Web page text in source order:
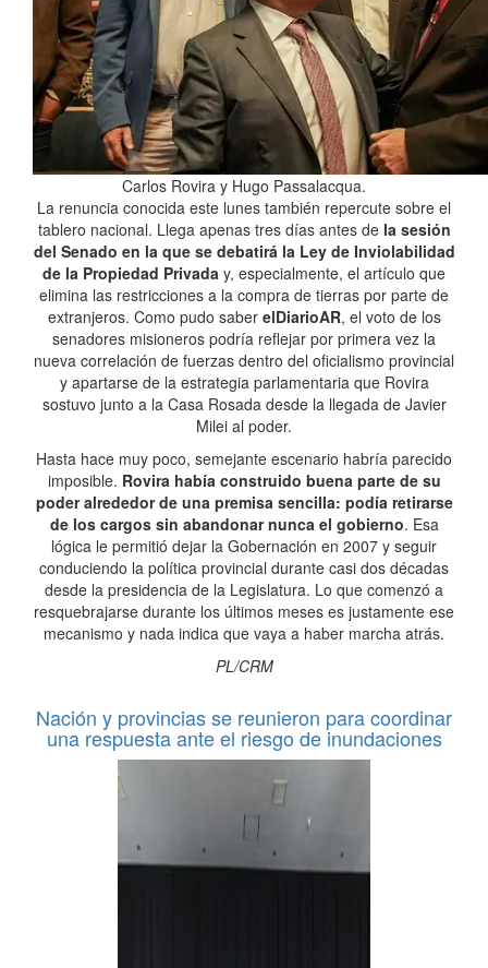
Carlos Rovira y Hugo Passalacqua.
La renuncia conocida este lunes también repercute sobre el
tablero nacional. Llega apenas tres días antes de la sesión
del Senado en la que se debatirá la Ley de Inviolabilidad
de la Propiedad Privada y, especialmente, el artículo que
elimina las restricciones a la compra de tierras por parte de
extranjeros. Como pudo saber elDiarioAR, el voto de los
senadores misioneros podría reflejar por primera vez la
nueva correlación de fuerzas dentro del oficialismo provincial
y apartarse de la estrategia parlamentaria que Rovira
sostuvo junto a la Casa Rosada desde la llegada de Javier
Milei al poder.
Hasta hace muy poco, semejante escenario habría parecido
imposible. Rovira había construido buena parte de su
poder alrededor de una premisa sencilla: podía retirarse
de los cargos sin abandonar nunca el gobierno. Esa
lógica le permitió dejar la Gobernación en 2007 y seguir
conduciendo la política provincial durante casi dos décadas
desde la presidencia de la Legislatura. Lo que comenzó a
resquebrajarse durante los últimos meses es justamente ese
mecanismo y nada indica que vaya a haber marcha atrás.
PL/CRM
Nación y provincias se reunieron para coordinar
una respuesta ante el riesgo de inundaciones